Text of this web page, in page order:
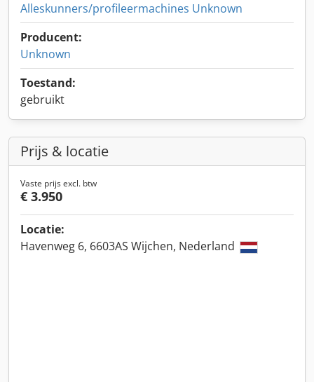
Alleskunners/profileermachines Unknown
Producent:
Unknown
Toestand:
gebruikt
Prijs & locatie
Vaste prijs excl. btw
€ 3.950
Locatie:
Havenweg 6, 6603AS Wijchen, Nederland